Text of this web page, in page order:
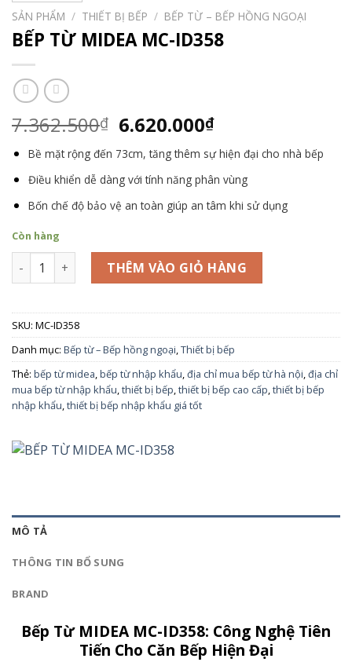
SẢN PHẨM / THIẾT BỊ BẾP / BẾP TỪ – BẾP HỒNG NGOẠI
BẾP TỪ MIDEA MC-ID358
7.362.500₫ Giá
là:
7.362.500₫.
6.620.000₫Giá
hiện
tại
là:
6.620.000₫.
Bề mặt rộng đến 73cm, tăng thêm sự hiện đại cho nhà bếp
Điều khiển dễ dàng với tính năng phân vùng
Bốn chế độ bảo vệ an toàn giúp an tâm khi sử dụng
Còn hàng
BẾP TỪ MIDEA MC-ID358 số lượng
THÊM VÀO GIỎ HÀNG
SKU: MC-ID358
Danh mục: Bếp từ – Bếp hồng ngoại,Thiết bị bếp
Thẻ: bếp từ midea,bếp từ nhập khẩu,địa chỉ mua bếp từ hà nội,địa chỉ
mua bếp từ nhập khẩu,thiết bị bếp,thiết bị bếp cao cấp,thiết bị bếp
nhập khẩu,thiết bị bếp nhập khẩu giá tốt
MÔ TẢ
THÔNG TIN BỔ SUNG
BRAND
Bếp Từ MIDEA MC-ID358: Công Nghệ Tiên
Tiến Cho Căn Bếp Hiện Đại